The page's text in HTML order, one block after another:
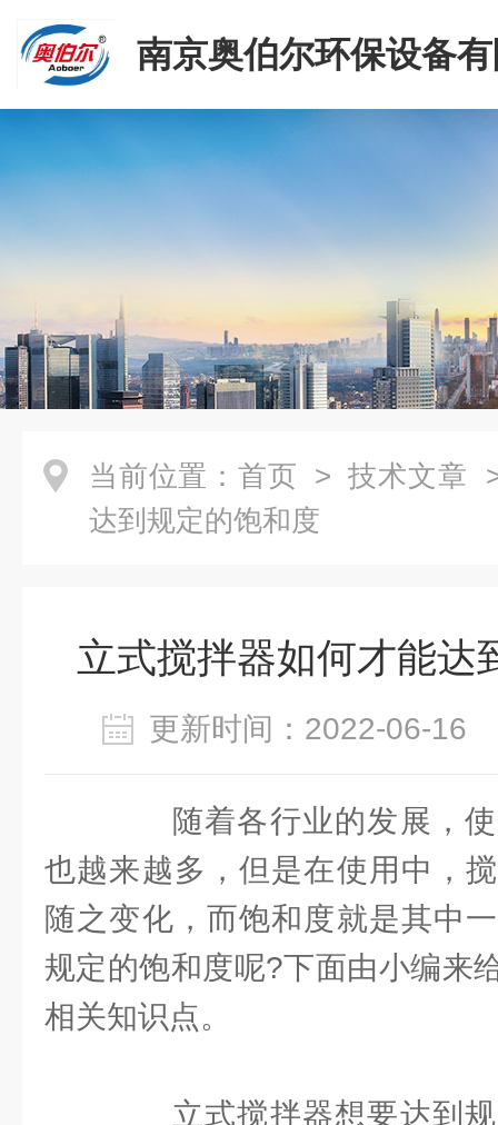
南京奥伯尔环保设备
当前位置： 首页 > 技术文章
达到规定的饱和度
立式搅拌器如何才能达
更新时间：2022-06-
随着各行业的发展，
也越来越多，但是在使用中，
随之变化，而饱和度就是其中
规定的饱和度呢?下面由小编来
相关知识点。
立式搅拌器想要达到规